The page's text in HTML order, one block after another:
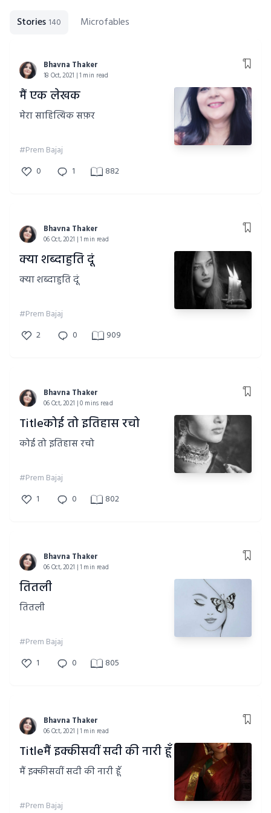
Stories 140 Microfables
Bhavna Thaker
18 Oct, 2021 | 1 min read
मैं एक लेखक
मेरा साहित्यिक सफ़र
#Prem Bajaj
0
1 882
Bhavna Thaker
06 Oct, 2021 | 1 min read
क्या शब्दाहुति दूं
क्या शब्दाहुति दूं
#Prem Bajaj
2
0 909
Bhavna Thaker
06 Oct, 2021 | 0 mins read
Titleकोई तो इतिहास रचो
कोई तो इतिहास रचो
#Prem Bajaj
1
0 802
Bhavna Thaker
06 Oct, 2021 | 1 min read
तितली
तितली
#Prem Bajaj
1
0 805
Bhavna Thaker
06 Oct, 2021 | 1 min read
Titleमैं इक्कीसवीं सदी की नारी हूँ
मैं इक्कीसवीं सदी की नारी हूँ
#Prem Bajaj